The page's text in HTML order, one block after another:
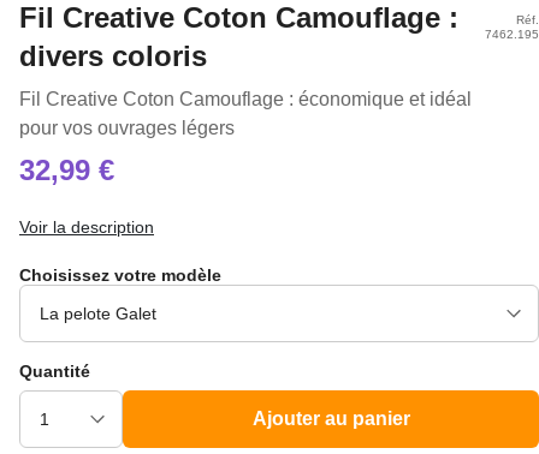
Fil Creative Coton Camouflage :
divers coloris
Fil Creative Coton Camouflage : économique et idéal
pour vos ouvrages légers
Réf.
7462.195
32,99 €
Voir la description
Choisissez votre modèle
Quantité
Ajouter au panier